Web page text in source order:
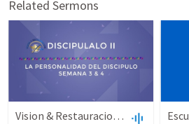
Related Sermons
Vision & Restauracion-Discipulado 2- intro-Week 3 & 4